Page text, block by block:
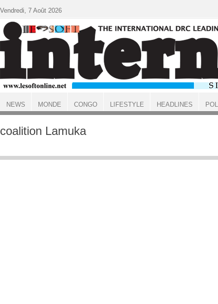
ACCUEIL
coalition Lamuka
Vendredi, 7 Août 2026
NEWS MONDE CONGO LIFESTYLE HEADLINES